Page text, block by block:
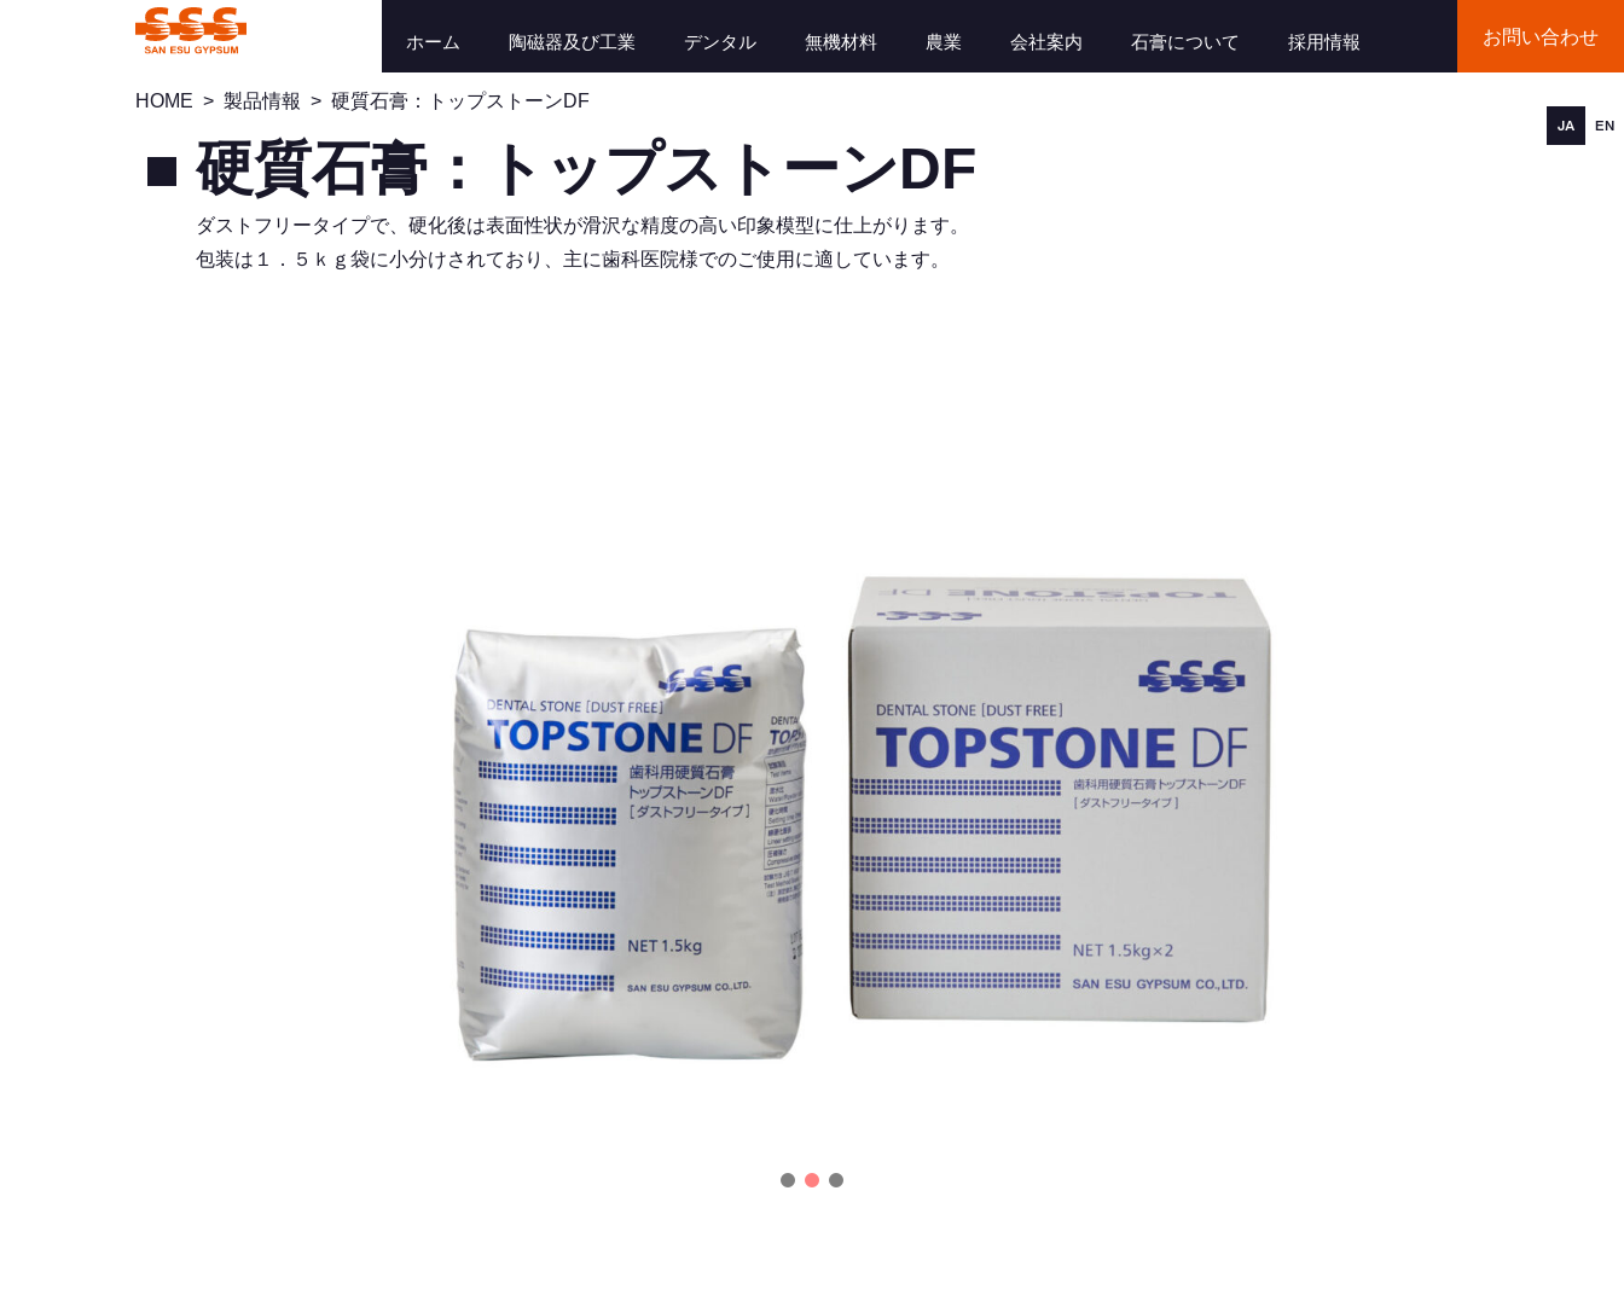
JA EN
お問い合わせ
ホーム 陶磁器及び工業 デンタル 無機材料 農業 会社案内 石膏について 採用情報
HOME > 製品情報 > 硬質石膏：トップストーンDF
硬質石膏：トップストーンDF
ダストフリータイプで、硬化後は表面性状が滑沢な精度の高い印象模型に仕上がります。
包装は１．５ｋｇ袋に小分けされており、主に歯科医院様でのご使用に適しています。